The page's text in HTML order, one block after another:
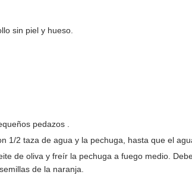
sin piel y hueso.
pedazos .
1/2 taza de agua y la pechuga, hasta que el
de oliva y freír la pechuga a fuego medio.
de la naranja.